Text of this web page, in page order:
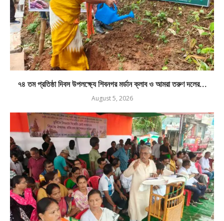
৭৪ তম প্রতিষ্ঠা দিবস উপলক্ষ্যে শিবনগর মর্ডান ক্লাব ও আমরা তরুণ দলের...
August 5, 2026